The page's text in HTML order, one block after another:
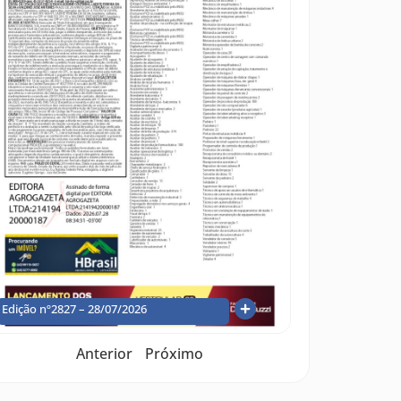
Edição nº2827 – 28/07/2026
Anterior Próximo